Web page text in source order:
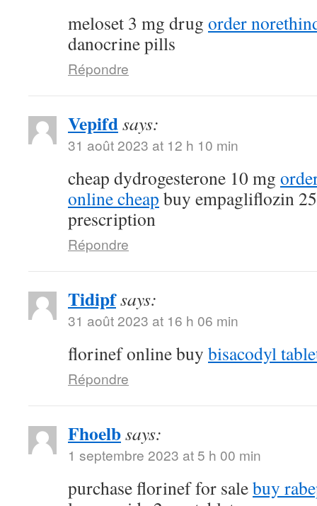
meloset 3 mg drug order
danocrine pills
Répondre
Vepifdsays:
31 août 2023 at 12 h 10 min
cheap dydrogesterone 10 mg
online cheap buy empagliflozin
prescription
Répondre
Tidipfsays:
31 août 2023 at 16 h 06 min
florinef online buy bisacodyl
Répondre
Fhoelbsays:
1 septembre 2023 at 5 h 00 min
purchase florinef for salebuy